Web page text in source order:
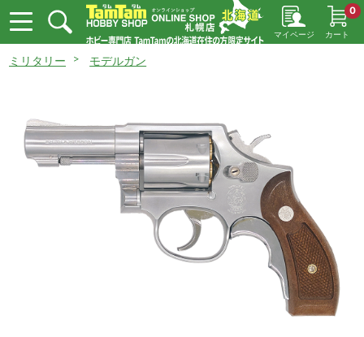
マイページ カート
0
ミリタリー モデルガン